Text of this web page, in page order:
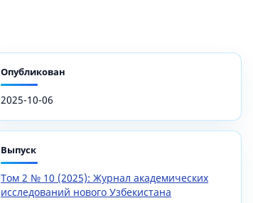
Опубликован
2025-10-06
Выпуск
Том 2 № 10 (2025): Журнал академических
исследований нового Узбекистана